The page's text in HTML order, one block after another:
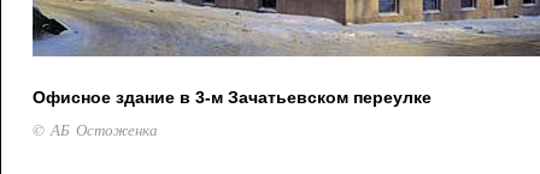
Офисное здание в 3-м Зачатьевском переулке
© АБ Остоженка